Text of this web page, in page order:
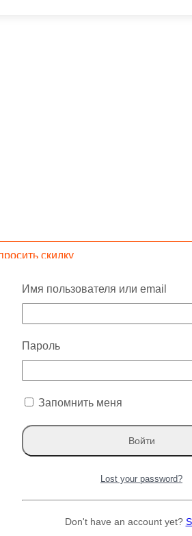
скидку
(лат. Ulmus pumila) — вид
словарю русского языка (2004),
от сложения «кара» —
языкам, дерево называется каз.
Имя пользователя или email
Пароль
Запомнить меня
Lost your password?
Don't have an account yet?